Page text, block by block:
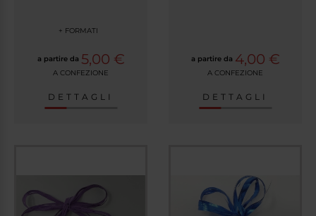
+ FORMATI
a partire da 5,00 €
A CONFEZIONE
DETTAGLI
a partire da 4,00 €
A CONFEZIONE
DETTAGLI